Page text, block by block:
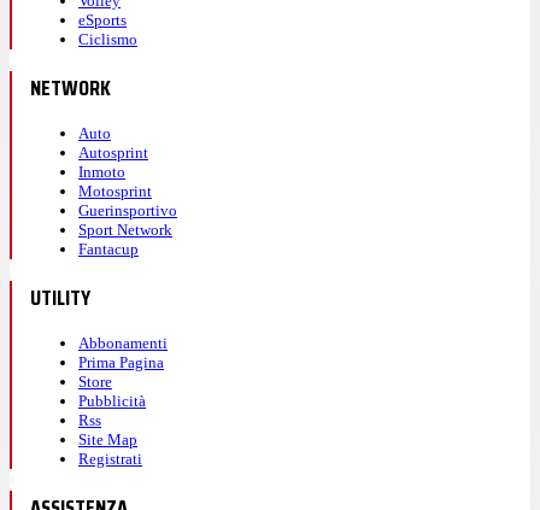
eSports
Ciclismo
NETWORK
Auto
Autosprint
Inmoto
Motosprint
Guerinsportivo
Sport Network
Fantacup
UTILITY
Abbonamenti
Prima Pagina
Store
Pubblicità
Rss
Site Map
Registrati